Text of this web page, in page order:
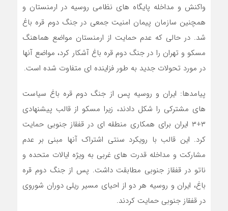
واکنش و مداخله پایگاه های نظامی روسیه در ارمنستان و
همچنین سازمان پیمان امنیت جمعی در جنگ دوم قره باغ
شد. در حالی که عدم حمایت از ارمنستان مواضع هماهنگ
مسکو و تهران را در جنگ دوم قره باغ آشکار کرد، مواضع آنها
در مورد تحولات جدید به طور فزاینده ای متفاوت شده است.
پیامدها: ایران و روسیه پس از جنگ دوم قره باغ سیاست
های مشترکی را شکل دادند، زیرا مسکو از قالب پیشنهادی
۳+۳ ایران برای همکاری منطقه ای در قفقاز جنوبی حمایت
کرد. این قالب با رویکرد سنتی اشتراک آنها مبنی بر عدم
مشارکت و مداخله قدرت های غربی به ویژه ایالات متحده و
ناتو در قفقاز جنوبی مطابقت داشت. پس از جنگ دوم قره
باغ، ایران و روسیه هر دو از احیای مسیر ریلی دوران شوروی
در قفقاز جنوبی حمایت کردند.